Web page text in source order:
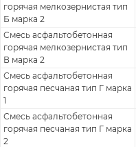
горячая мелкозернистая тип
Б марка 2
Смесь асфальтобетонная
горячая мелкозернистая тип
В марка 2
Смесь асфальтобетонная
горячая песчаная тип Г марка
1
Смесь асфальтобетонная
горячая песчаная тип Г марка
2